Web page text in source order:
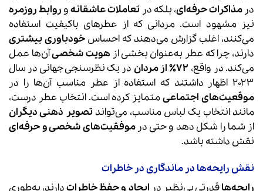
درمذاکرات حرفه‌ای، بلکه در تعاملات عاشقانهو روابط روزمره
نیز مشهود است. مردانی که از عطرهای باکیفیت استفاده
می‌کنند، اغلب گزارش می‌دهند که احساس خودباوری بیشتری
دارند، چرا که عطر به‌عنوان بخشی از هویت شخصیآن‌ها عمل
می‌کند. در واقع، ۷۲٪ از مردان
در یک نظرسنجی جهانی در سال
۲۰۲۳ اظهار داشتند که استفاده از عطر مناسب آن‌ها را در
موقعیت‌های اجتماعیمتمایز کرده است. انتخاب عطر درست،
مانند انتخاب یک لباس مناسب، می‌تواندتصویر ذهنی دیگران
از شما را شکل دهد و حتی درموفقیت‌های شخصی و حرفه‌ای
نقش داشته باشد.
نقش رایحه‌ها در ماندگاری در خاطرات
رایحه‌هاقدرتی بی‌نظیر در ایجاد و حفظ خاطراتدارند، به‌طوری